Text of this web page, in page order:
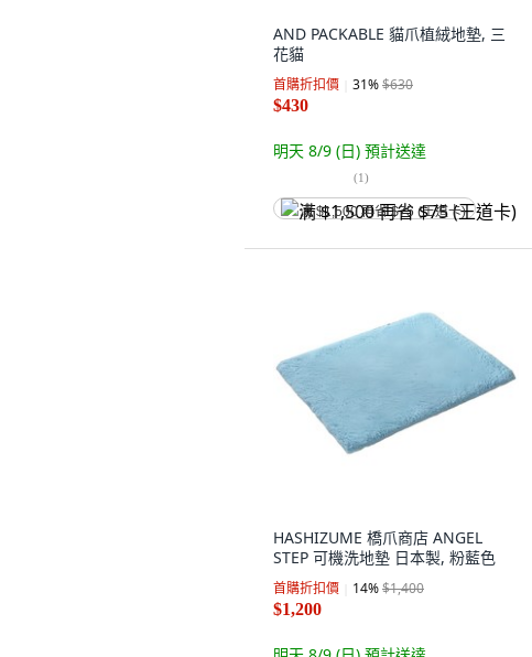
AND PACKABLE 貓爪植絨地墊, 三
花貓
首購折扣價 31%$630
$430
明天 8/9 (日) 預計送達
(1)
满 $1,500 再省 $75 (王道卡)
HASHIZUME 橋爪商店 ANGEL
STEP 可機洗地墊 日本製, 粉藍色
首購折扣價 14%$1,400
$1,200